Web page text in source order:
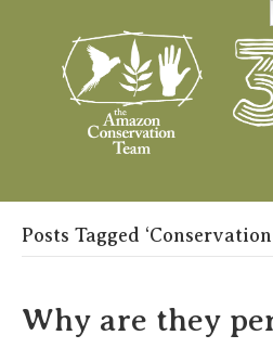
Posts Tagged ‘Conservation
Why are they